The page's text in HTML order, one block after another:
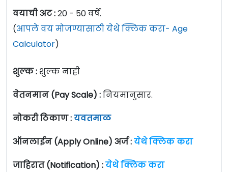
वयाची अट :20 - 50 वर्षे.
(आपले वय मोजण्यासाठी येथे क्लिक करा- Age
Calculator)
शुल्क : शुल्क नाही
वेतनमान (Pay Scale) :नियमानुसार.
नोकरी ठिकाण :यवतमाळ
ऑनलाईन (Apply Online) अर्ज :येथे क्लिक करा
जाहिरात (Notification) :येथे क्लिक करा